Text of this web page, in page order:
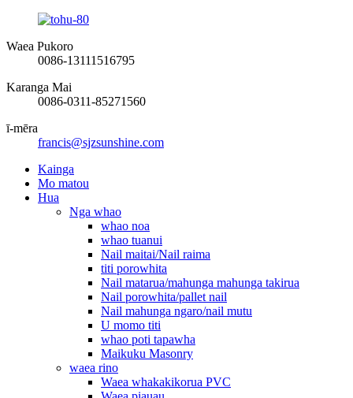
Waea Pukoro
0086-13111516795
Karanga Mai
0086-0311-85271560
ī-mēra
francis@sjzsunshine.com
Kainga
Mo matou
Hua
Nga whao
whao noa
whao tuanui
Nail maitai/Nail raima
titi porowhita
Nail matarua/mahunga mahunga takirua
Nail porowhita/pallet nail
Nail mahunga ngaro/nail mutu
U momo titi
whao poti tapawha
Maikuku Masonry
waea rino
Waea whakakikorua PVC